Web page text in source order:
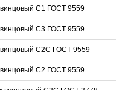
С1 ГОСТ 9559
С3 ГОСТ 9559
С2С ГОСТ 9559
С2 ГОСТ 9559